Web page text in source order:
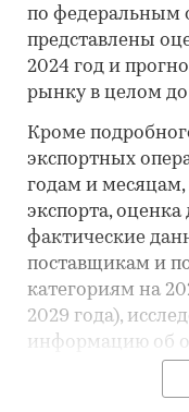
по федеральным
представлены
2024 год и
рынку в целом до
Кроме
экспортных
годам и
экспорта, оценка
фактические
поставщикам и
категориям на
2029 года),
информацию об
производителях